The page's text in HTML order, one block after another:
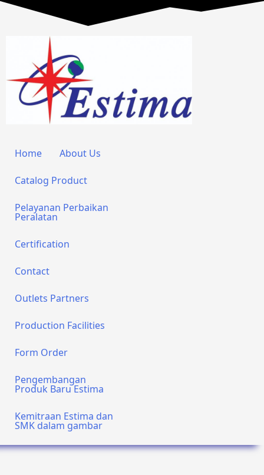
Home About Us
Catalog Product
Pelayanan Perbaikan
Peralatan
Certification
Contact
Outlets Partners
Production Facilities
Form Order
Pengembangan
Produk Baru Estima
Kemitraan Estima dan
SMK dalam gambar